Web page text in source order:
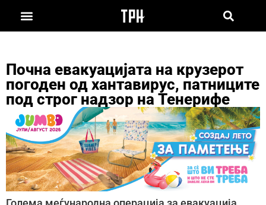
Почна евакуацијата на крузерот
погоден од хантавирус, патниците
под строг надзор на Тенерифе